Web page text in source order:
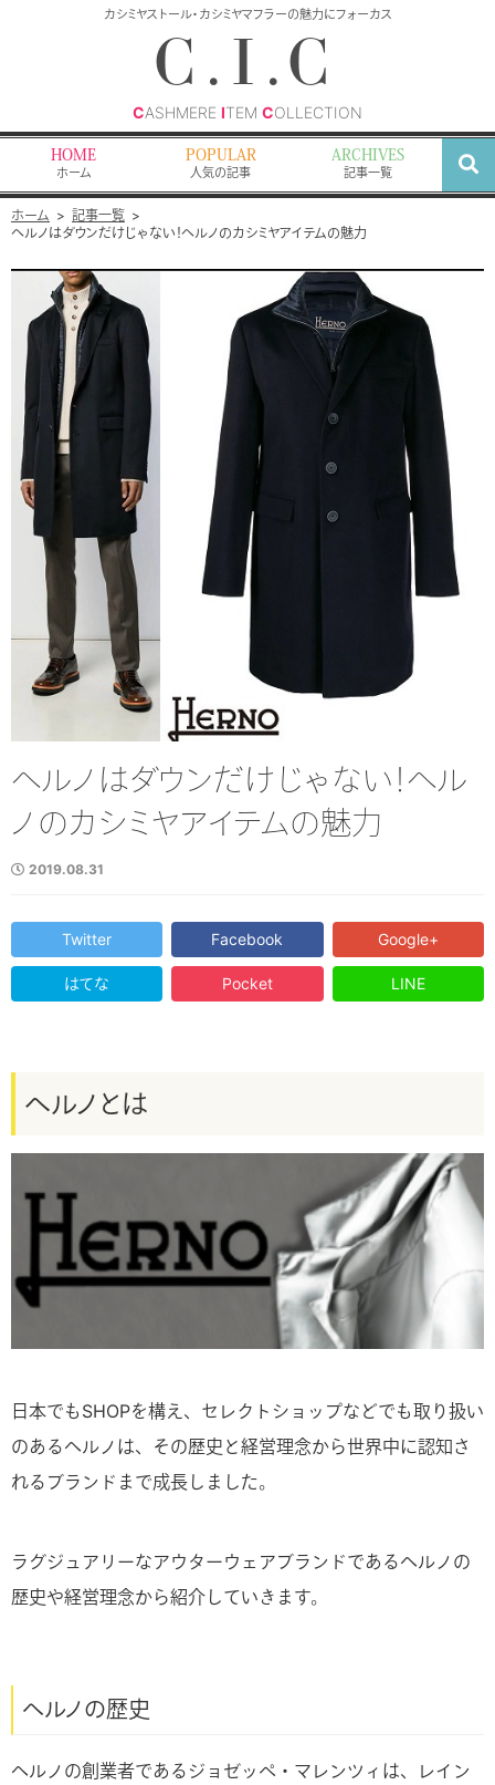
カシミヤストール・カシミヤマフラーの魅力にフォーカス
C.I.C
CASHMERE ITEM COLLECTION
HOME
ホーム
POPULAR
人気の記事
ARCHIVES
記事一覧
索
ホーム
記事一覧
ヘルノはダウンだけじゃない！ヘルノのカシミヤアイテムの魅力
ヘルノはダウンだけじゃない！ヘル
ノのカシミヤアイテムの魅力
2019.08.31
Twitter Facebook Google+
はてな Pocket LINE
ヘルノとは
日本でもSHOPを構え、セレクトショップなどでも取り扱い
のあるヘルノは、その歴史と経営理念から世界中に認知さ
れるブランドまで成長しました。
ラグジュアリーなアウターウェアブランドであるヘルノの
歴史や経営理念から紹介していきます。
ヘルノの歴史
ヘルノの創業者であるジョゼッペ・マレンツィは、レイン